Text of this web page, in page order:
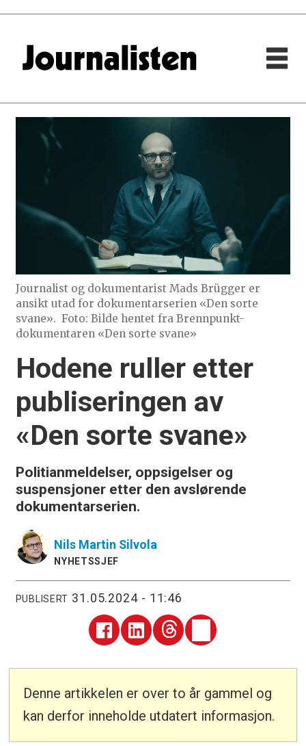
Journalist og dokumentarist Mads Brügger er
ansikt utad for dokumentarserien «Den sorte
svane». Foto: Bilde hentet fra Brennpunkt-
dokumentaren «Den sorte svane»
Hodene ruller etter
publiseringen av
«Den sorte svane»
Politianmeldelser, oppsigelser og
suspensjoner etter den avslørende
dokumentarserien.
Nils Martin Silvola
NYHETSSJEF
PUBLISERT 31.05.2024 - 11:46
Denne artikkelen er over to år gammel og
kan derfor inneholde utdatert informasjon.